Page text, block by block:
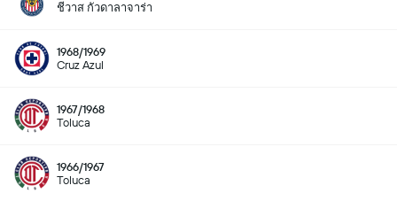
ชีวาส กัวดาลาจาร่า
1968/1969
Cruz Azul
1967/1968
Toluca
1966/1967
Toluca